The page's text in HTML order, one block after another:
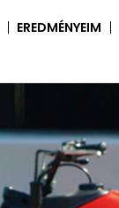
EREDMÉNYEIM